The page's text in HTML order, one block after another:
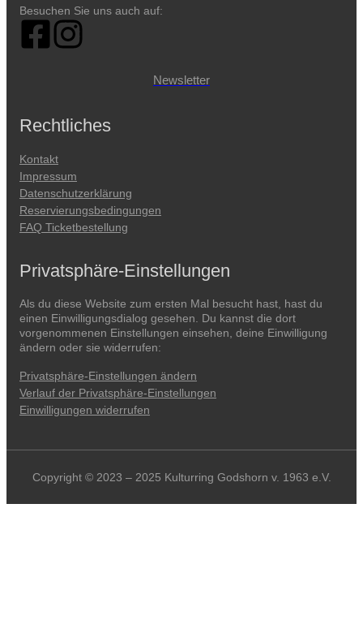
Besuchen Sie uns auch auf:
Newsletter
Rechtliches
Kontakt
Impressum
Datenschutzerklärung
Reservierungsbedingungen
FAQ Ticketbestellung
Privatsphäre-Einstellungen
Als du diese Website zum ersten Mal besucht hast, hast du
einen Einwilligungsdialog gesehen. Du kannst die dort
vorgenommenen Einstellungen einsehen, deine Einwilligung
ändern oder sie widerrufen:
Privatsphäre-Einstellungen ändern
Verlauf der Privatsphäre-Einstellungen
Einwilligungen widerrufen
Copyright © 2023 – 2025 Kulturring Godshorn v. 1963 e.V.